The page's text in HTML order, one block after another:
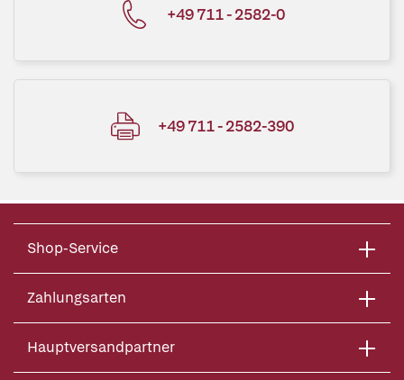
+49 711 - 2582-0
+49 711 - 2582-390
Shop-Service
Zahlungsarten
Hauptversandpartner